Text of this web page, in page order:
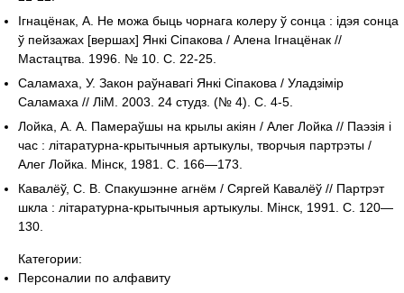
Ігнацёнак, А. Не можа быць чорнага колеру ў сонца : ідэя сонца
ў пейзажах [вершах] Янкі Сіпакова / Алена Ігнацёнак //
Мастацтва. 1996. № 10. С. 22-25.
Саламаха, У. Закон раўнавагі Янкі Сіпакова / Уладзімір
Саламаха // ЛіМ. 2003. 24 студз. (№ 4). С. 4-5.
Лойка, А. А. Памераўшы на крылы акіян / Алег Лойка // Паэзія і
час : літаратурна-крытычныя артыкулы, творчыя партрэты /
Алег Лойка. Мінск, 1981. С. 166—173.
Кавалёў, С. В. Спакушэнне агнём / Сяргей Кавалёў // Партрэт
шкла : літаратурна-крытычныя артыкулы. Мінск, 1991. С. 120—
130.
Категории:
Персоналии по алфавиту